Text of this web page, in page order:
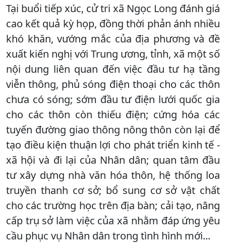
Tại buổi tiếp xúc, cử tri xã Ngọc Long đánh giá
cao kết quả kỳ họp, đồng thời phản ánh nhiều
khó khăn, vướng mắc của địa phương và đề
xuất kiến nghị với Trung ương, tỉnh, xã một số
nội dung liên quan đến việc đầu tư hạ tầng
viễn thông, phủ sóng điện thoại cho các thôn
chưa có sóng; sớm đầu tư điện lưới quốc gia
cho các thôn còn thiếu điện; cứng hóa các
tuyến đường giao thông nông thôn còn lại để
tạo điều kiện thuận lợi cho phát triển kinh tế -
xã hội và đi lại của Nhân dân; quan tâm đầu
tư xây dựng nhà văn hóa thôn, hệ thống loa
truyền thanh cơ sở; bổ sung cơ sở vật chất
cho các trường học trên địa bàn; cải tạo, nâng
cấp trụ sở làm việc của xã nhằm đáp ứng yêu
cầu phục vụ Nhân dân trong tình hình mới...